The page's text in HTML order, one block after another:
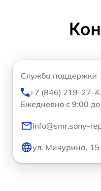
Служба поддержки
+7 (846) 219-27-
Ежедневно с 9:00
info@smr.sony-
ул. Мичурина, 15